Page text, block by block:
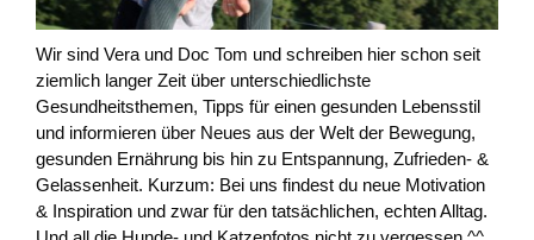
Wir sind Vera und Doc Tom und schreiben hier schon seit
ziemlich langer Zeit über unterschiedlichste
Gesundheitsthemen, Tipps für einen gesunden Lebensstil
und informieren über Neues aus der Welt der Bewegung,
gesunden Ernährung bis hin zu Entspannung, Zufrieden- &
Gelassenheit. Kurzum: Bei uns findest du neue Motivation
& Inspiration und zwar für den tatsächlichen, echten Alltag.